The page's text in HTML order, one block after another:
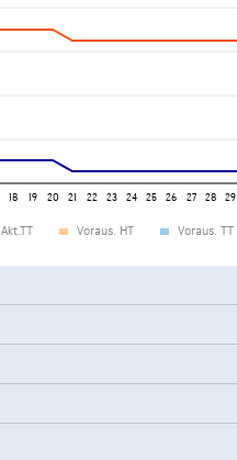
18 19 20 21 22 23 24 25 26 27 28 29
Akt.TT Voraus. HT Voraus. TT